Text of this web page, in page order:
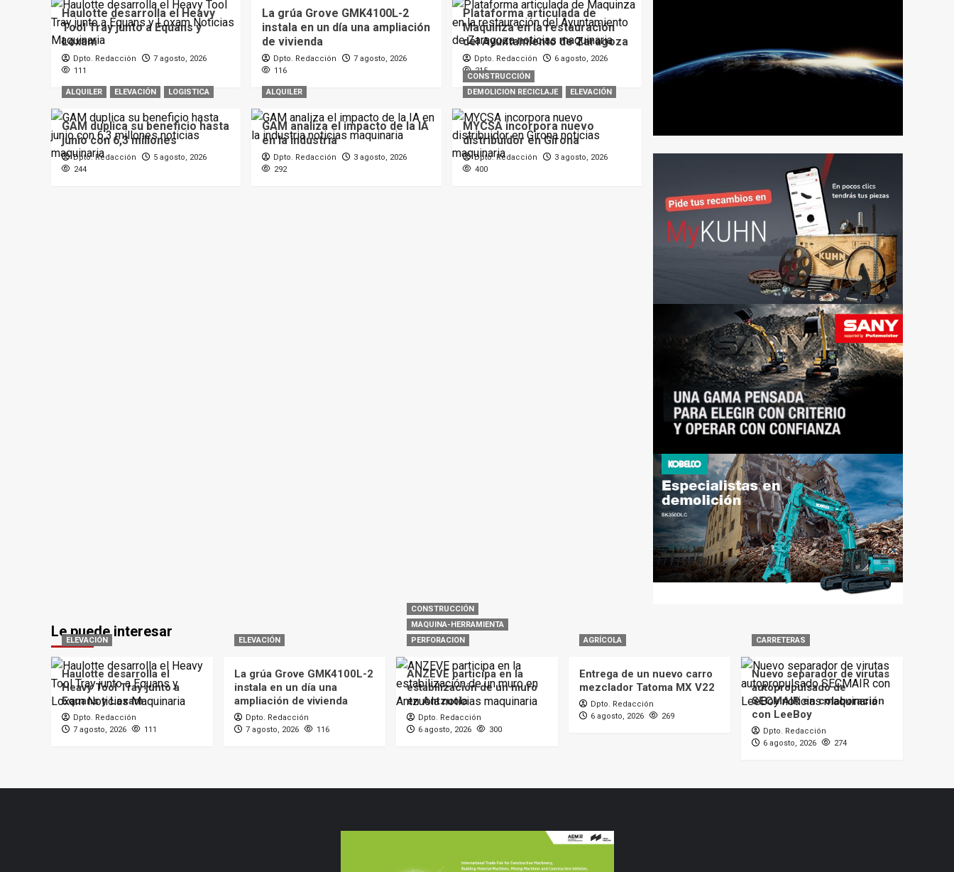
Haulotte desarrolla el Heavy
Tool Tray junto a Equans y
Loxam
Dpto. Redacción
7 agosto, 2026
111
La grúa Grove GMK4100L-2
instala en un día una ampliación
de vivienda
Dpto. Redacción
7 agosto, 2026
116
Plataforma articulada de
Maquinza en la restauración
del Ayuntamiento de Zaragoza
Dpto. Redacción
6 agosto, 2026
215
ALQUILER ELEVACIÓN LOGISTICA
GAM duplica su beneficio hasta
junio con 6,3 millones
Dpto. Redacción
5 agosto, 2026
244
ALQUILER
GAM analiza el impacto de la IA
en la industria
Dpto. Redacción
3 agosto, 2026
292
CONSTRUCCIÓN
DEMOLICION RECICLAJE
ELEVACIÓN
MYCSA incorpora nuevo
distribuidor en Girona
Dpto. Redacción
3 agosto, 2026
400
Le puede interesar
ELEVACIÓN
Haulotte desarrolla el
Heavy Tool Tray junto a
Equans y Loxam
Dpto. Redacción
7 agosto, 2026
111
ELEVACIÓN
La grúa Grove GMK4100L-2
instala en un día una
ampliación de vivienda
Dpto. Redacción
7 agosto, 2026
116
CONSTRUCCIÓN
MAQUINA-HERRAMIENTA
PERFORACION
ANZEVE participa en la
estabilización de un muro
en Antzuola
Dpto. Redacción
6 agosto, 2026
300
AGRÍCOLA
Entrega de un nuevo carro
mezclador Tatoma MX V22
Dpto. Redacción
6 agosto, 2026
269
CARRETERAS
Nuevo separador de virutas
autopropulsado de
SECMAIR en colaboración
con LeeBoy
Dpto. Redacción
6 agosto, 2026
274